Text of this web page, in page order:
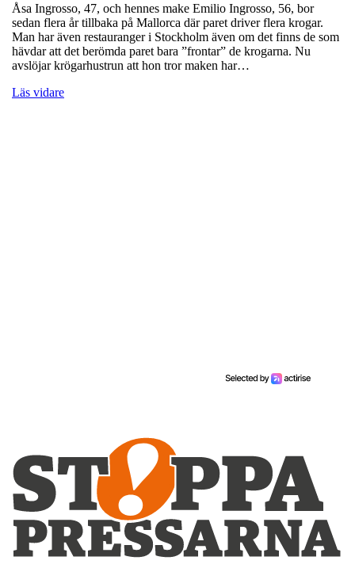
Åsa Ingrosso, 47, och hennes make Emilio Ingrosso, 56, bor
sedan flera år tillbaka på Mallorca där paret driver flera krogar.
Man har även restauranger i Stockholm även om det finns de som
hävdar att det berömda paret bara ”frontar” de krogarna. Nu
avslöjar krögarhustrun att hon tror maken har…
Läs vidare